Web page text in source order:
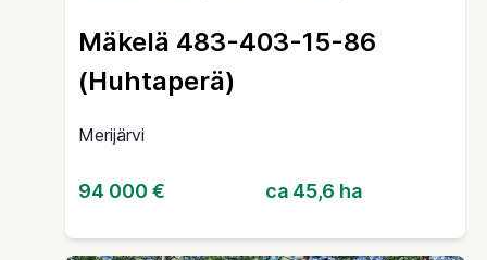
Mäkelä 483-403-15-86
(Huhtaperä)
Merijärvi
94 000 € ca 45,6 ha